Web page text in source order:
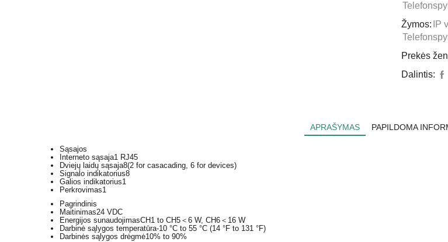
Žymos: IP
Prekės
Dalintis:
APRAŠYMAS PAPILDOMA
Sąsajos
Interneto sąsaja1 RJ45
Dviejų laidų sąsaja8(2 for casacading, 6 for devices)
Signalo indikatorius8
Galios indikatorius1
Perkrovimas1
Pagrindinis
Maitinimas24 VDC
Energijos sunaudojimasCH1 to CH5＜6 W, CH6＜16 W
Darbinė sąlygos temperatūra-10 °C to 55 °C (14 °F to 131 °F)
Darbinės sąlygos drėgmė10% to 90%